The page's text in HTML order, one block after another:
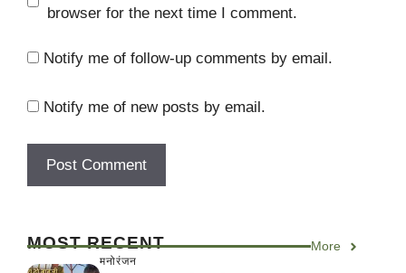
browser for the next time I comment.
Notify me of follow-up comments by email.
Notify me of new posts by email.
MOST RECENT More
मनोरंजन